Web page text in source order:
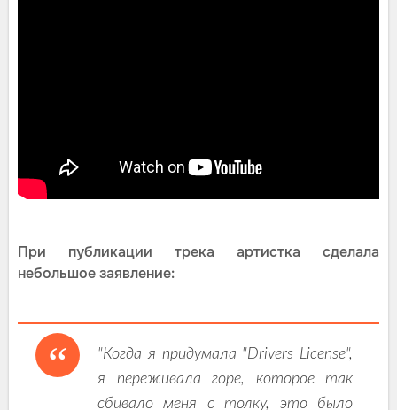
При публикации трека артистка сделала
небольшое заявление:
"Когда я придумала "Drivers License",
я переживала горе, которое так
сбивало меня с толку, это было